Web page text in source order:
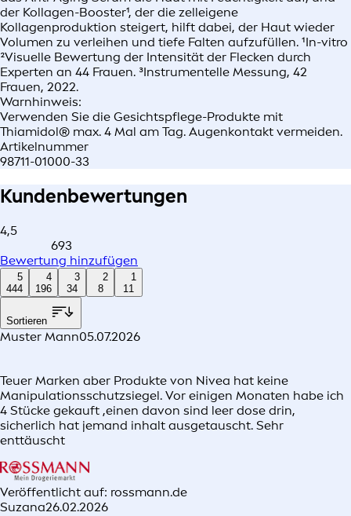
der Kollagen-Booster¹, der die zelleigene
Kollagenproduktion steigert, hilft dabei, der Haut wieder
Volumen zu verleihen und tiefe Falten aufzufüllen. ¹In-vitro
²Visuelle Bewertung der Intensität der Flecken durch
Experten an 44 Frauen. ³Instrumentelle Messung, 42
Frauen, 2022.
Warnhinweis:
Verwenden Sie die Gesichtspflege-Produkte mit
Thiamidol® max. 4 Mal am Tag. Augenkontakt vermeiden.
Artikelnummer
98711-01000-33
Kundenbewertungen
4,5
693
Bewertung hinzufügen
5
444
4
196
3
34
2
8
1
11
Sortieren
Muster Mann05.07.2026
Teuer Marken aber Produkte von Nivea hat keine
Manipulationsschutzsiegel. Vor einigen Monaten habe ich
4 Stücke gekauft ,einen davon sind leer dose drin,
sicherlich hat jemand inhalt ausgetauscht. Sehr
enttäuscht
Veröffentlicht auf: rossmann.de
Suzana26.02.2026